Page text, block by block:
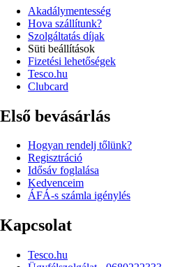
Akadálymentesség
Hova szállítunk?
Szolgáltatás díjak
Süti beállítások
Fizetési lehetőségek
Tesco.hu
Clubcard
Első bevásárlás
Hogyan rendelj tőlünk?
Regisztráció
Idősáv foglalása
Kedvenceim
ÁFÁ-s számla igénylés
Kapcsolat
Tesco.hu